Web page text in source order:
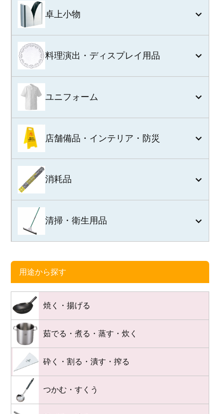
卓上小物
料理演出・ディスプレイ用品
ユニフォーム
店舗備品・インテリア・防災
消耗品
清掃・衛生用品
用途から探す
焼く・揚げる
茹でる・煮る・蒸す・炊く
砕く・割る・潰す・搾る
つかむ・すくう